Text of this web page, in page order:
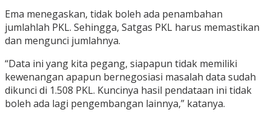
Ema menegaskan, tidak boleh ada penambahan
jumlahlah PKL. Sehingga, Satgas PKL harus memastikan
dan mengunci jumlahnya.
“Data ini yang kita pegang, siapapun tidak memiliki
kewenangan apapun bernegosiasi masalah data sudah
dikunci di 1.508 PKL. Kuncinya hasil pendataan ini tidak
boleh ada lagi pengembangan lainnya,” katanya.